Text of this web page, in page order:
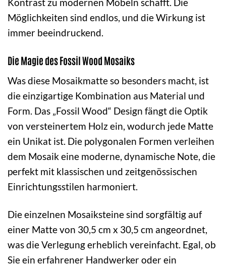
Möglichkeiten sind endlos, und die Wirkung ist
immer beeindruckend.
Die Magie des Fossil Wood Mosaiks
Was diese Mosaikmatte so besonders macht, ist
die einzigartige Kombination aus Material und
Form. Das „Fossil Wood“ Design fängt die Optik
von versteinertem Holz ein, wodurch jede Matte
ein Unikat ist. Die polygonalen Formen verleihen
dem Mosaik eine moderne, dynamische Note, die
perfekt mit klassischen und zeitgenössischen
Einrichtungsstilen harmoniert.
Die einzelnen Mosaiksteine sind sorgfältig auf
einer Matte von 30,5 cm x 30,5 cm angeordnet,
was die Verlegung erheblich vereinfacht. Egal, ob
Sie ein erfahrener Handwerker oder ein